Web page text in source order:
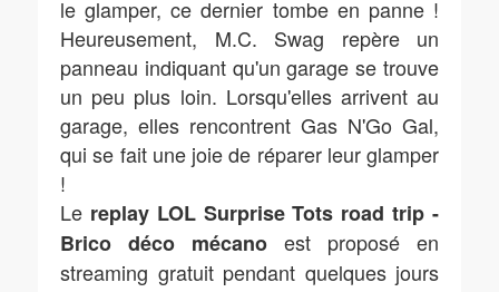
le glamper, ce dernier tombe en panne !
Heureusement, M.C. Swag repère un
panneau indiquant qu'un garage se trouve
un peu plus loin. Lorsqu'elles arrivent au
garage, elles rencontrent Gas N'Go Gal,
qui se fait une joie de réparer leur glamper
!
Le replay LOL Surprise Tots road trip -
Brico déco mécano est proposé en
streaming gratuit pendant quelques jours